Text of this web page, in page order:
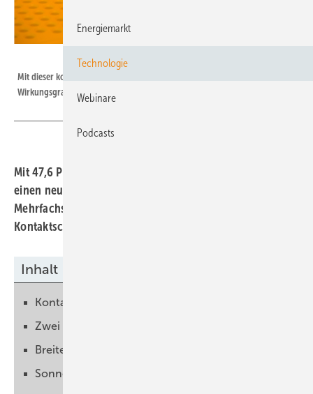
Mit dieser konzentrierenden Mehrfachsolarzelle haben die Forscher ihren
Wirkungsgradrekord geschafft.
Mit 47,6 Prozent haben Forscher des Fraunhofer ISE
einen neuen Wirkungsgradrekord für
Mehrfachsolarzellen aufgestellt. Sie haben die
Kontaktschichten und die Antireflexschicht optimiert.
Inhalt
Kontaktschichten verbessert
Zwei Zellen verheiratet
Breiten Spektralbereich absorbieren
Sonnenlicht konzentriert
Energiemarkt
Technologie
Webinare
Podcasts